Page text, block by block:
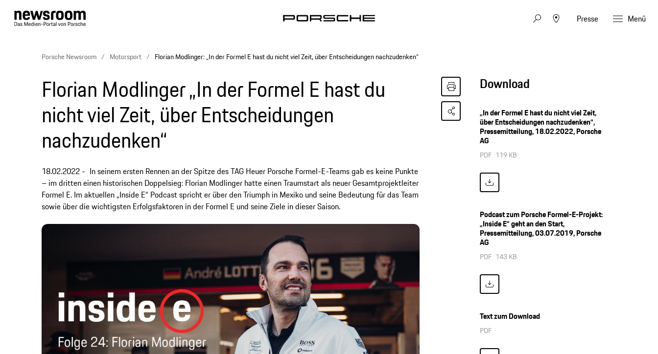
Presse Menü
Porsche Newsroom Motorsport Florian Modlinger: „In der Formel E hast du nicht viel Zeit, über Entscheidungen nachzudenken“
Florian Modlinger „In der Formel E hast du
nicht viel Zeit, über Entscheidungen
nachzudenken“
18.02.2022
In seinem ersten Rennen an der Spitze des TAG Heuer Porsche Formel-E-Teams gab es keine Punkte
– im dritten einen historischen Doppelsieg: Florian Modlinger hatte einen Traumstart als neuer Gesamtprojektleiter
Formel E. Im aktuellen „Inside E“ Podcast spricht er über den Triumph in Mexiko und seine Bedeutung für das Team
sowie über die wichtigsten Erfolgsfaktoren in der Formel E und seine Ziele in dieser Saison.
Download
„In der Formel E hast du nicht viel Zeit,
über Entscheidungen nachzudenken“,
Pressemitteilung, 18.02.2022, Porsche
AG
PDF 119 KB
Podcast zum Porsche Formel-E-Projekt:
„Inside E“ geht an den Start,
Pressemitteilung, 03.07.2019, Porsche
AG
PDF 143 KB
Text zum Download
PDF